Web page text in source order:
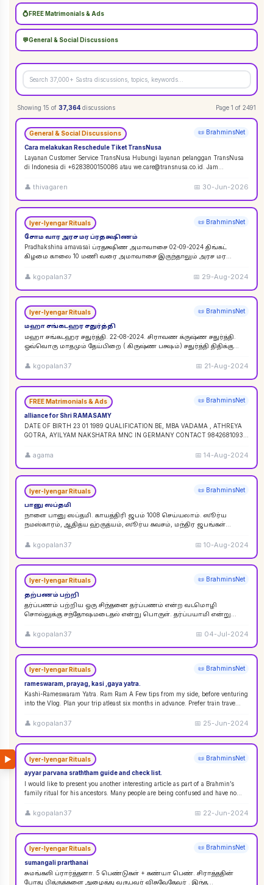
▶
💍 FREE Matrimonials & Ads
💬General & Social Discussions
Showing 15 of 37,364 discussions Page 1 of 2491
General & Social Discussions 📜 BrahminsNet
Cara melakukan Reschedule Tiket TransNusa
Layanan Customer Service TransNusa Hubungi layanan pelanggan TransNusa
di Indonesia di +6283800150086 atau we.care@transnusa.co.id. Jam
👤 thivagaren 📅 30-Jun-2026
Iyer-Iyengar Rituals 📜 BrahminsNet
சோம வார அரச மர ப்ரதக்ஷிணம்
Pradhakshina amavasai ப்ரதக்ஷிண அமாவாசை 02-09-2024 திங்கட்
கிழமை காலை 10 மணி வரை அமாவாசை இருந்தாலும் அரச மர
👤 kgopalan37 📅 29-Aug-2024
Iyer-Iyengar Rituals 📜 BrahminsNet
மஹா சங்கடஹர சதுர்த்தி
மஹா சங்கடஹர சதுர்த்தி. 22-08-2024. சிராவண க்ருஷ்ண சதுர்த்தி.
ஒவ்வொரு மாதமும் தேய்பிறை ( கிருஷ்ண பக்ஷம்) சதுர்த்தி திதிக்கு
👤 kgopalan37 📅 21-Aug-2024
FREE Matrimonials & Ads 📜 BrahminsNet
alliance for Shri RAMASAMY
DATE OF BIRTH 23 01 1989 QUALIFICATION BE, MBA VADAMA , ATHREYA
GOTRA, AYILYAM NAKSHATRA MNC IN GERMANY CONTACT 9842681093 /
👤 agama 📅14-Aug-2024
Iyer-Iyengar Rituals 📜 BrahminsNet
பானு ஸப்தமி
நாளை பானு ஸப்தமி. காயத்திரி ஜபம் 1008 செய்யலாம். ஸூர்ய
நமஸ்காரம், ஆதித்ய ஹ்ருத்யம், ஸூர்ய கவசம், மந்திர ஜபங்கள்
👤 kgopalan37 📅10-Aug-2024
Iyer-Iyengar Rituals 📜 BrahminsNet
தற்பணம் பற்றி
தர்ப்பணம் பற்றிய ஒரு சிந்தனை தர்ப்பணம் என்ற வடமொழி
சொல்லுக்கு சந்தோஷமடைதல் என்று பொருள். தர்ப்பயாமி என்று
கொள்ளலாம்...
👤 kgopalan37 📅 04-Jul-2024
Iyer-Iyengar Rituals 📜 BrahminsNet
rameswaram, prayag, kasi ,gaya yatra.
Kashi-Rameswaram Yatra. Ram Ram A Few tips from my side, before venturing
into the Vlog. Plan your trip atleast six months in advance. Prefer train trave...
👤 kgopalan37 📅 25-Jun-2024
Iyer-Iyengar Rituals 📜 BrahminsNet
ayyar parvana sraththam guide and check list.
I would like to present you another interesting article as part of a Brahmin’s
family ritual for his ancestors. Many people are being confused and have no
👤 kgopalan37 📅 22-Jun-2024
Iyer-Iyengar Rituals 📜 BrahminsNet
sumangali prarthanai
சுமங்கலி ப்ரார்த்தனா. 5 பெண்டுகள் + கண்யா பெண். சிராத்ததின்
போது பித்ருக்களை அழைத்து வருபவர் விசுவேதேவர் . இந்த